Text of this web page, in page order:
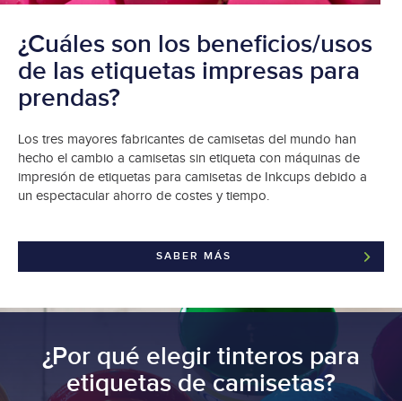
¿Cuáles son los beneficios/usos
de las etiquetas impresas para
prendas?
Los tres mayores fabricantes de camisetas del mundo han
hecho el cambio a camisetas sin etiqueta con máquinas de
impresión de etiquetas para camisetas de Inkcups debido a
un espectacular ahorro de costes y tiempo.
SABER MÁS
¿Por qué elegir tinteros para
etiquetas de camisetas?